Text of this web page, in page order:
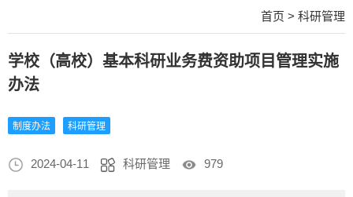
首页 > 科研管理
学校（高校）基本科研业务费资助项目管理实施
办法
制度办法 科研管理
2024-04-11 科研管理 979